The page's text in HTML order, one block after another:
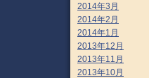
2014年3月
2014年2月
2014年1月
2013年12月
2013年11月
2013年10月